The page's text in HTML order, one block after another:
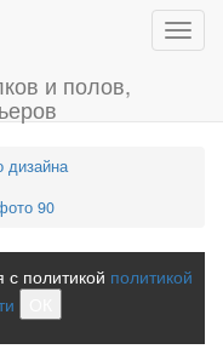
дизайна
90
политикой политикой